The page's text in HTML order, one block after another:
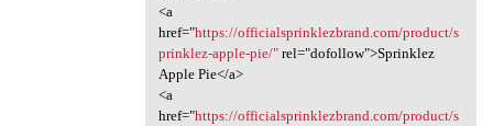
<a
href="https://officialsprinklezbrand.com/product/s
prinklez-apple-pie/"rel="dofollow">Sprinklez
Apple Pie</a>
<a
href="https://officialsprinklezbrand.com/product/s